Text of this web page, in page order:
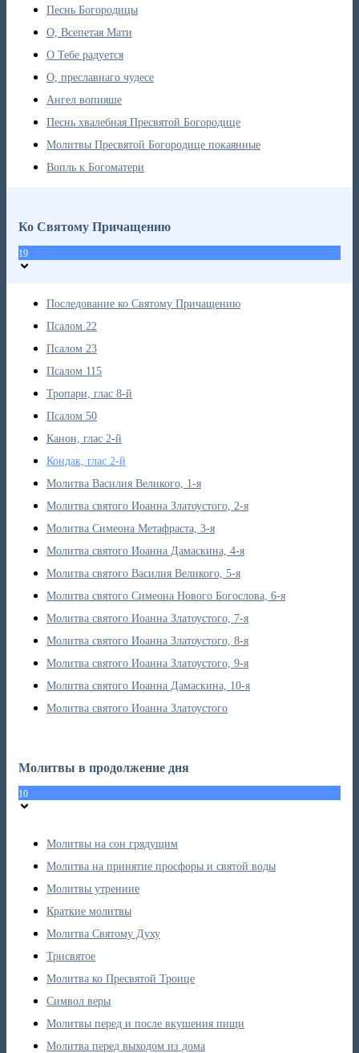
Песнь Богородицы
О, Всепетая Мати
О Тебе радуется
О, преславнаго чудесе
Ангел вопияше
Песнь хвалебная Пресвятой Богородице
Молитвы Пресвятой Богородице покаянные
Вопль к Богоматери
Ко Святому Причащению
19
Последование ко Святому Причащению
Псалом 22
Псалом 23
Псалом 115
Тропари, глас 8-й
Псалом 50
Канон, глас 2-й
Кондак, глас 2-й
Молитва Василия Великого, 1-я
Молитва святого Иоанна Златоустого, 2-я
Молитва Симеона Метафраста, 3-я
Молитва святого Иоанна Дамаскина, 4-я
Молитва святого Василия Великого, 5-я
Молитва святого Симеона Нового Богослова, 6-я
Молитва святого Иоанна Златоустого, 7-я
Молитва святого Иоанна Златоустого, 8-я
Молитва святого Иоанна Златоустого, 9-я
Молитва святого Иоанна Дамаскина, 10-я
Молитва святого Иоанна Златоустого
Молитвы в продолжение дня
10
Молитвы на сон грядущим
Молитва на принятие просфоры и святой воды
Молитвы утренние
Краткие молитвы
Молитва Святому Духу
Трисвятое
Молитва ко Пресвятой Троице
Символ веры
Молитвы перед и после вкушения пищи
Молитва перед выходом из дома